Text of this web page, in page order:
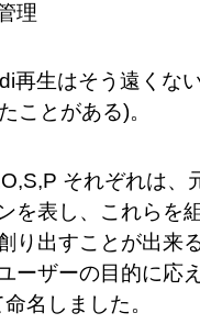
理
再生はそう遠くな
ことがある)。
それぞれは、
を表し、これらを
り出すことが出来
ーザーの目的に応
名しました。